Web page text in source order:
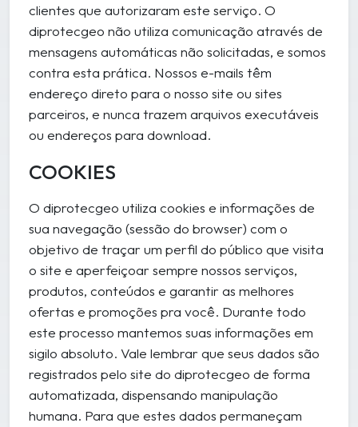
clientes que autorizaram este serviço. O
diprotecgeo não utiliza comunicação através de
mensagens automáticas não solicitadas, e somos
contra esta prática. Nossos e-mails têm
endereço direto para o nosso site ou sites
parceiros, e nunca trazem arquivos executáveis
ou endereços para download.
COOKIES
O diprotecgeo utiliza cookies e informações de
sua navegação (sessão do browser) com o
objetivo de traçar um perfil do público que visita
o site e aperfeiçoar sempre nossos serviços,
produtos, conteúdos e garantir as melhores
ofertas e promoções pra você. Durante todo
este processo mantemos suas informações em
sigilo absoluto. Vale lembrar que seus dados são
registrados pelo site do diprotecgeo de forma
automatizada, dispensando manipulação
humana. Para que estes dados permaneçam